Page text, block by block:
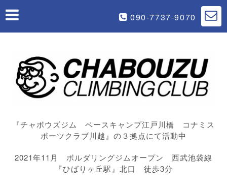
090-7737-9070
『チャボウズジム ベースキャンプ江戸川橋 コナミス
ポーツクラブ川越』の３拠点にて活動中
2021年11月 ボルダリングジムオープン 西武池袋線
『ひばりヶ丘駅』北口 徒歩3分